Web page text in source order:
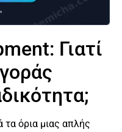
Γιατί
τα όρια μιας απλής